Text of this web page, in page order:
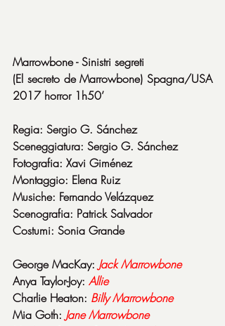
Marrowbone - Sinistri segreti
(El secreto de Marrowbone) Spagna/USA
2017 horror 1h50’
Regia: Sergio G. Sánchez
Sceneggiatura: Sergio G. Sánchez
Fotografia: Xavi Giménez
Montaggio: Elena Ruiz
Musiche: Fernando Velázquez
Scenografia: Patrick Salvador
Costumi: Sonia Grande
George MacKay: Jack Marrowbone
Anya Taylor-Joy: Allie
Charlie Heaton: Billy Marrowbone
Mia Goth: Jane Marrowbone